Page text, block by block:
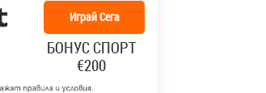
Играй Сега
БОНУС СПОРТ
€200